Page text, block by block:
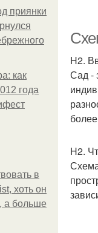
приянки
как
года
в
хоть он
а больше
H2.
Сад -
H2.